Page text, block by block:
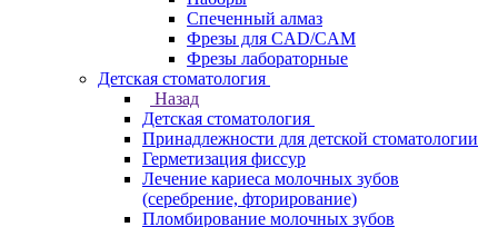
Спеченный алмаз
Фрезы для CAD/CAM
Фрезы лабораторные
Детская стоматология
Назад
Детская стоматология
Принадлежности для детской стоматологии
Герметизация фиссур
Лечение кариеса молочных зубов
(серебрение, фторирование)
Пломбирование молочных зубов